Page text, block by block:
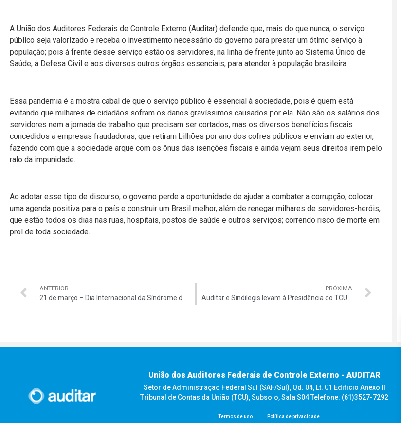
A União dos Auditores Federais de Controle Externo (Auditar) defende que, mais do que nunca, o serviço
público seja valorizado e receba o investimento necessário do governo para prestar um ótimo serviço à
população; pois à frente desse serviço estão os servidores, na linha de frente junto ao Sistema Único de
Saúde, à Defesa Civil e aos diversos outros órgãos essenciais, para atender à população brasileira.
Essa pandemia é a mostra cabal de que o serviço público é essencial à sociedade, pois é quem está
evitando que milhares de cidadãos sofram os danos gravíssimos causados por ela. Não são os salários dos
servidores nem a jornada de trabalho que precisam ser cortados, mas os diversos benefícios fiscais
concedidos a empresas fraudadoras, que retiram bilhões por ano dos cofres públicos e enviam ao exterior,
fazendo com que a sociedade arque com os ônus das isenções fiscais e ainda vejam seus direitos irem pelo
ralo da impunidade.
Ao adotar esse tipo de discurso, o governo perde a oportunidade de ajudar a combater a corrupção, colocar
uma agenda positiva para o país e construir um Brasil melhor, além de renegar milhares de servidores-heróis,
que estão todos os dias nas ruas, hospitais, postos de saúde e outros serviços; correndo risco de morte em
prol de toda sociedade.
ANTERIOR
21 de março – Dia Internacional da Síndrome de Down
PRÓXIMA
Auditar e Sindilegis levam à Presidência do TCU preocupações sobre propostas de redução salarial
União dos Auditores Federais de Controle Externo - AUDITAR
Setor de Administração Federal Sul (SAF/Sul), Qd. 04, Lt. 01 Edifício Anexo II
Tribunal de Contas da União (TCU), Subsolo, Sala S04 Telefone: (61)3527-7292
Termos de uso Política de privacidade